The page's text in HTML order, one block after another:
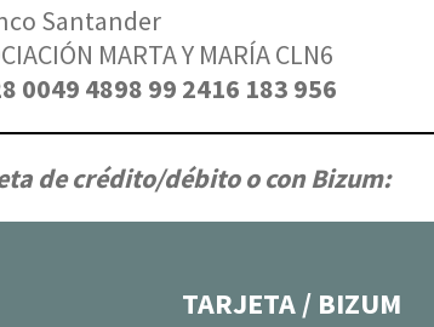
Santander
MARTA Y MARÍA CLN6
0049 4898 99 2416 183 956
de crédito/débito o con Bizum:
TARJETA / BIZUM